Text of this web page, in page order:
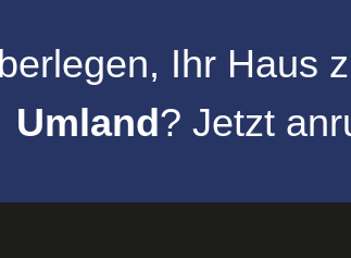
Ihr Haus
Umland? Jetzt